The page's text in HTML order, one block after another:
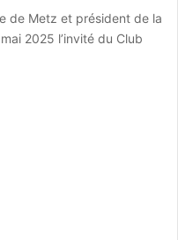
de Metz et président de la
2025 l’invité du Club